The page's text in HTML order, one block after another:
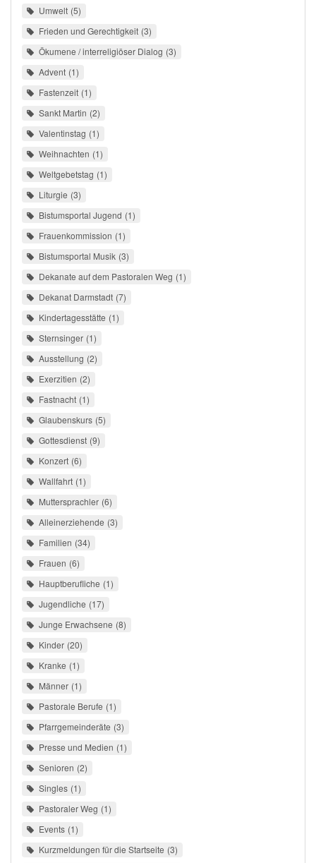
Umwelt 5
Frieden und Gerechtigkeit 3
Ökumene / interreligiöser Dialog 3
Advent 1
Fastenzeit 1
Sankt Martin 2
Valentinstag 1
Weihnachten 1
Weltgebetstag 1
Liturgie 3
Bistumsportal Jugend 1
Frauenkommission 1
Bistumsportal Musik 3
Dekanate auf dem Pastoralen Weg 1
Dekanat Darmstadt 7
Kindertagesstätte 1
Sternsinger 1
Ausstellung 2
Exerzitien 2
Fastnacht 1
Glaubenskurs 5
Gottesdienst 9
Konzert 6
Wallfahrt 1
Muttersprachler 6
Alleinerziehende 3
Familien 34
Frauen 6
Hauptberufliche 1
Jugendliche 17
Junge Erwachsene 8
Kinder 20
Kranke 1
Männer 1
Pastorale Berufe 1
Pfarrgemeinderäte 3
Presse und Medien 1
Senioren 2
Singles 1
Pastoraler Weg 1
Events 1
Kurzmeldungen für die Startseite 3